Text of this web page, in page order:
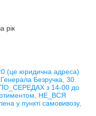
рік
(це юридична адреса)
Безручка, 30.
з 14-00 до
НЕ_ВСЯ
у пункті самовивозу,